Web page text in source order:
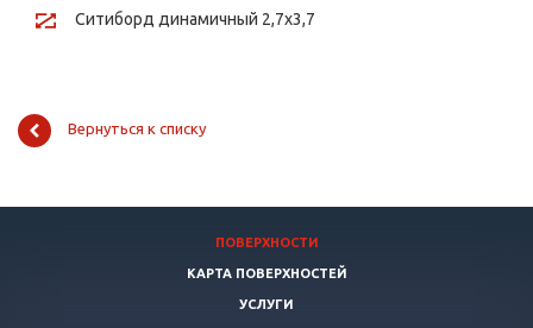
Ситиборд динамичный 2,7х3,7
Вернуться к списку
ПОВЕРХНОСТИ
КАРТА ПОВЕРХНОСТЕЙ
УСЛУГИ